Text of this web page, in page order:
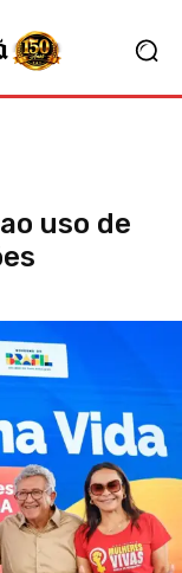
uso de